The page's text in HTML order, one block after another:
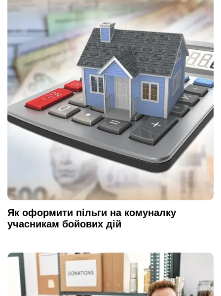
Як оформити пільги на комуналку
учасникам бойових дій